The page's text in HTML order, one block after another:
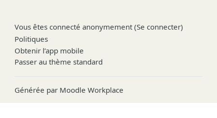
Vous êtes connecté anonymement (Se connecter)
Politiques
Obtenir l’app mobile
Passer au thème standard
Générée par Moodle Workplace